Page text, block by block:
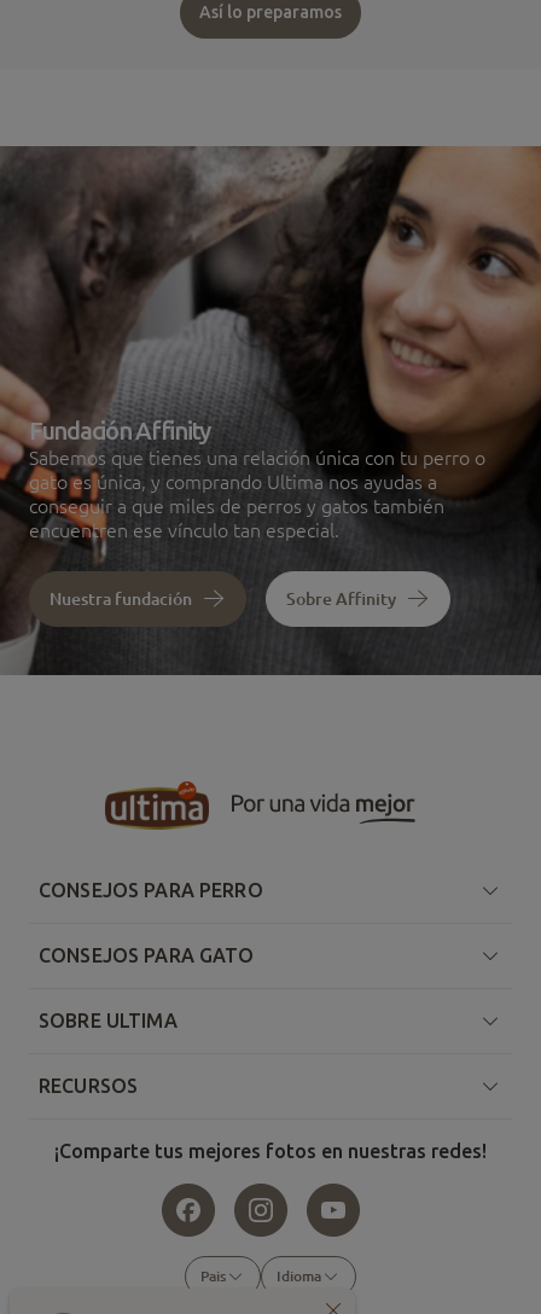
Así lo preparamos
Fundación Affinity
Sabemos que tienes una relación única con tu perro o
gato es única, y comprando Ultima nos ayudas a
conseguir a que miles de perros y gatos también
encuentren ese vínculo tan especial.
Nuestra fundación Sobre Affinity
CONSEJOS PARA PERRO
CONSEJOS PARA GATO
SOBRE ULTIMA
RECURSOS
¡Comparte tus mejores fotos en nuestras redes!
Pais Idioma